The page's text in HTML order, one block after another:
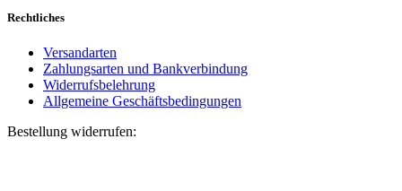
Rechtliches
Versandarten
Zahlungsarten und Bankverbindung
Widerrufsbelehrung
Allgemeine Geschäftsbedingungen
Bestellung widerrufen: